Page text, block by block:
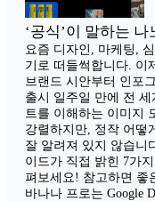
‘공식’이 말하는
요즘 디자인, 마케팅,
기로 떠들썩합니다. 이
브랜드 시안부터 인포
출시 일주일 만에 전
트를 이해하는 이미지
강렬하지만, 정작 어떻
잘 알려져 있지 않습니
이드가 직접 밝힌 7가
펴보세요! 참고하면 좋
바나나 프로는 Google